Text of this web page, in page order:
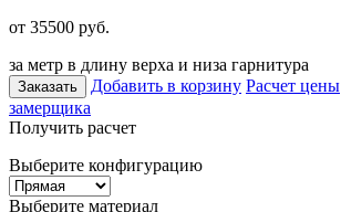
от 35500 руб.
за метр в длину верха и низа гарнитура
Заказать Добавить в корзину Расчет цены
замерщика
Получить расчет
Выберите конфигурацию
Выберите материал